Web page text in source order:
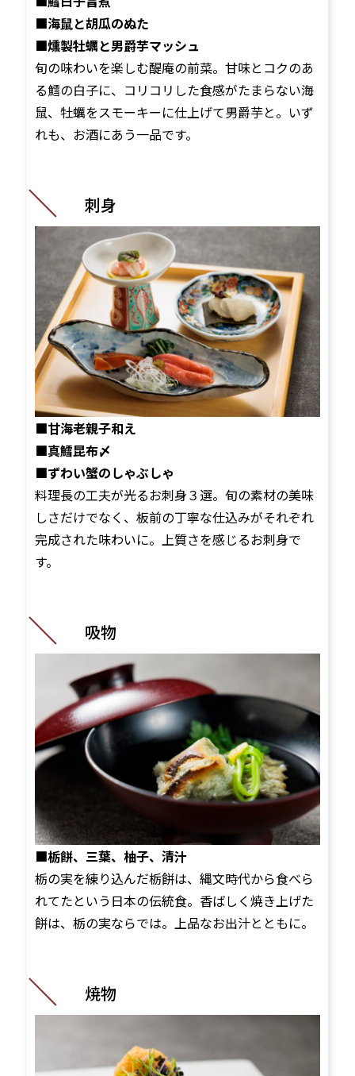
■海鼠と胡瓜のぬた
■燻製牡蠣と男爵芋マッシュ
旬の味わいを楽しむ醍庵の前菜。甘味とコクのあ
る鱈の白子に、コリコリした食感がたまらない海
鼠、牡蠣をスモーキーに仕上げて男爵芋と。いず
れも、お酒にあう一品です。
刺身
■甘海老親子和え
■真鱈昆布〆
■ずわい蟹のしゃぶしゃ
料理長の工夫が光るお刺身３選。旬の素材の美味
しさだけでなく、板前の丁寧な仕込みがそれぞれ
完成された味わいに。上質さを感じるお刺身で
す。
吸物
■栃餅、三葉、柚子、清汁
栃の実を練り込んだ栃餅は、縄文時代から食べら
れてたという日本の伝統食。香ばしく焼き上げた
餅は、栃の実ならでは。上品なお出汁とともに。
焼物